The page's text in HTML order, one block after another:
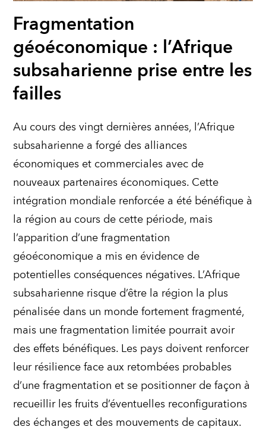
Fragmentation
géoéconomique : l’Afrique
subsaharienne prise entre les
failles
Au cours des vingt dernières années, l’Afrique
subsaharienne a forgé des alliances
économiques et commerciales avec de
nouveaux partenaires économiques. Cette
intégration mondiale renforcée a été bénéfique à
la région au cours de cette période, mais
l’apparition d’une fragmentation
géoéconomique a mis en évidence de
potentielles conséquences négatives. L’Afrique
subsaharienne risque d’être la région la plus
pénalisée dans un monde fortement fragmenté,
mais une fragmentation limitée pourrait avoir
des effets bénéfiques. Les pays doivent renforcer
leur résilience face aux retombées probables
d’une fragmentation et se positionner de façon à
recueillir les fruits d’éventuelles reconfigurations
des échanges et des mouvements de capitaux.